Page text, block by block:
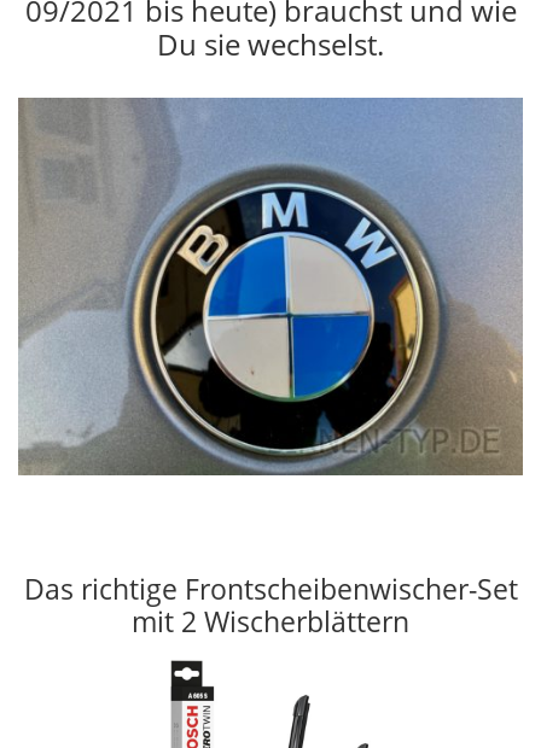
09/2021 bis heute) brauchst und wie
Du sie wechselst.
Das richtige Frontscheibenwischer-Set
mit 2 Wischerblättern